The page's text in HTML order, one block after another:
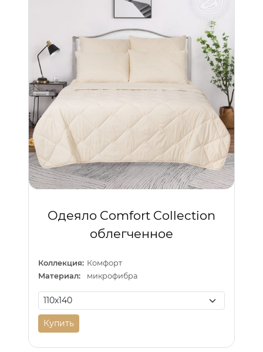
Одеяло Comfort Collection
облегченное
Коллекция: Комфорт
Материал:
микрофибра
Купить